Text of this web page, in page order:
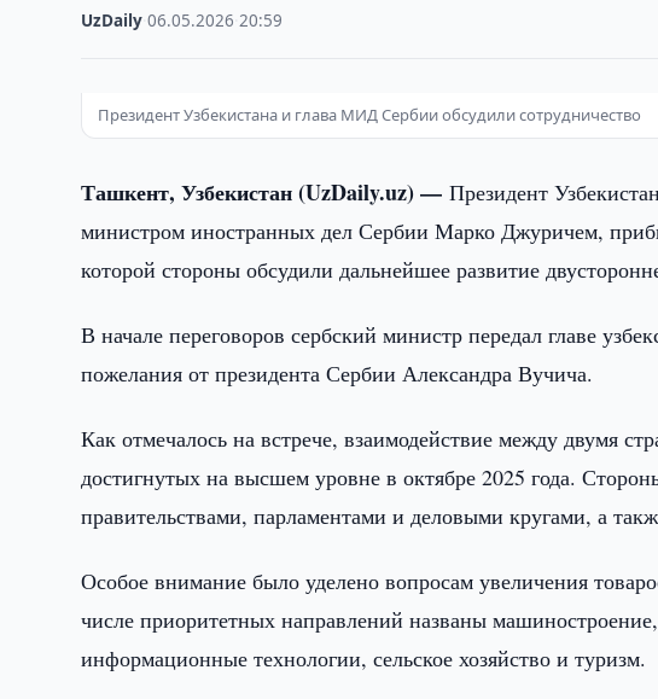
UzDaily ·06.05.2026 ·20:59
Президент Узбекистана и глава МИД Сербии обсудили сотрудничество
Ташкент, Узбекистан (UzDaily.uz) —Президент
министром иностранных дел Сербии Марко Джуричем,
которой стороны обсудили дальнейшее развитие
В начале переговоров сербский министр передал главе
пожелания от президента Сербии Александра Вучича.
Как отмечалось на встрече, взаимодействие между двумя
достигнутых на высшем уровне в октябре 2025 года.
правительствами, парламентами и деловыми кругами, а
Особое внимание было уделено вопросам увеличения
числе приоритетных направлений названы
информационные технологии, сельское хозяйство и туризм.